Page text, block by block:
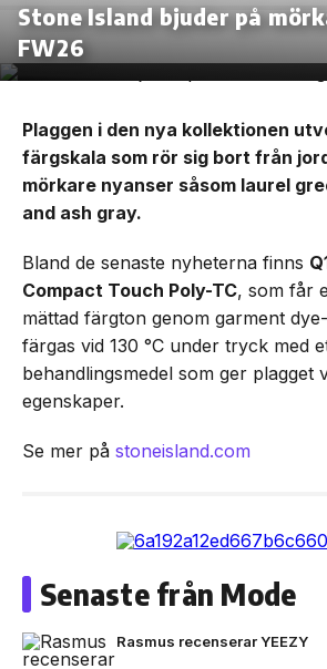
Stone Island bjuder på
FW26
Plaggen i den nya kollektionen
färgskala som rör sig bort från
mörkare nyanser såsom laurel
and ash gray.
Bland de senaste nyheterna finns
Compact Touch Poly-TC, som får
mättad färgton genom garment
färgas vid 130 °C under tryck med
behandlingsmedel som ger plagget
egenskaper.
Se mer på stoneisland.com
Senaste från Mode
Rasmus recenserar YEEZY